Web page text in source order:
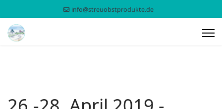
info@streuobstprodukte.de